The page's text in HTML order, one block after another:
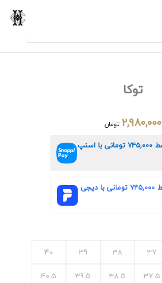
توکا
۲,۹۸۰,۰۰۰ تومان
۷۴۵,۰۰۰تومانی با اسنپ
۷۴۵,۰۰۰تومانی با دیجی
37
38
39
40
37.5
38.5
39.5
40.5